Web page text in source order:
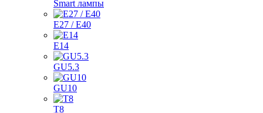
Smart лампы
E27 / E40
E14
GU5.3
GU10
T8